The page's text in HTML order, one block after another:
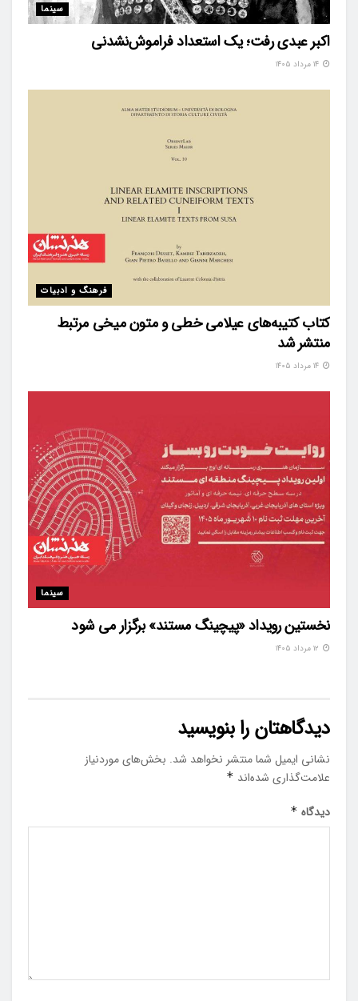
سینما
اکبر عبدی رفت؛ یک استعداد فراموش‌نشدنی
فرهنگ و ادبیات
کتاب کتیبه‌های عیلامی خطی و متون میخی مرتبط
منتشر شد
سینما
نخستین رویداد «پیچینگ مستند» برگزار می شود
دیدگاهتان را بنویسید
نشانی ایمیل شما منتشر نخواهد شد. بخش‌های موردنیاز
علامت‌گذاری شده‌اند *
دیدگاه *